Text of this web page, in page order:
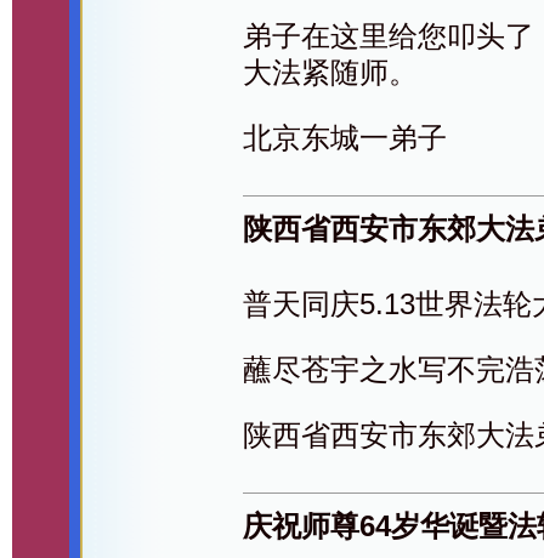
弟子在这里给您叩头
大法紧随师。
北京东城一弟子
陕西省西安市东郊大
普天同庆5.13世界法轮
蘸尽苍宇之水写不完浩
陕西省西安市东郊大
庆祝师尊64岁华诞暨